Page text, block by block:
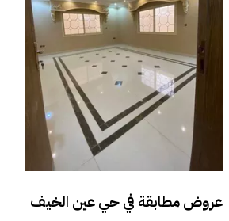
عروض مطابقة فيحي عين الخيف